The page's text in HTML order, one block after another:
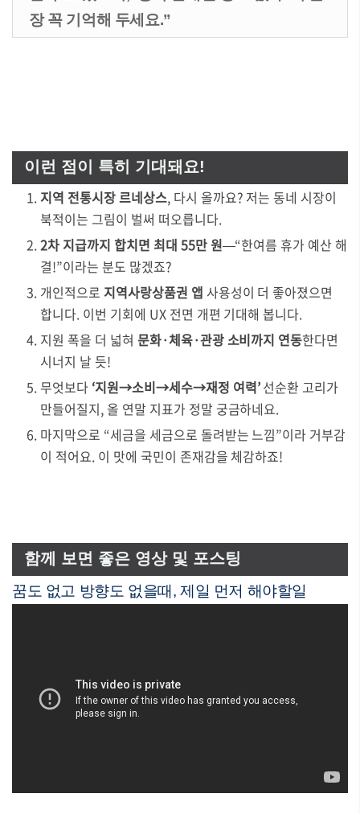
장 꼭 기억해 두세요.”
이런 점이 특히 기대돼요!
지역 전통시장 르네상스, 다시 올까요? 저는 동네 시장이
북적이는 그림이 벌써 떠오릅니다.
2차 지급까지 합치면 최대 55만 원—“한여름 휴가 예산 해
결!”이라는 분도 많겠죠?
개인적으로 지역사랑상품권 앱 사용성이 더 좋아졌으면
합니다. 이번 기회에 UX 전면 개편 기대해 봅니다.
지원 폭을 더 넓혀 문화·체육·관광 소비까지 연동한다면
시너지 날 듯!
무엇보다 ‘지원→소비→세수→재정 여력’선순환 고리가
만들어질지, 올 연말 지표가 정말 궁금하네요.
마지막으로 “세금을 세금으로 돌려받는 느낌”이라 거부감
이 적어요. 이 맛에 국민이 존재감을 체감하죠!
함께 보면 좋은 영상 및 포스팅
꿈도 없고 방향도 없을때, 제일 먼저 해야할일